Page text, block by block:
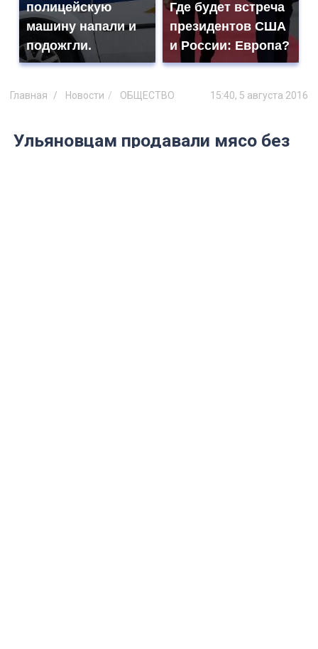
полицейскую
машину напали и
подожгли.
Где будет встреча
президентов США
и России: Европа?
Главная Новости ОБЩЕСТВО 15:40, 5 августа 2016
Ульяновцам продавали мясо без